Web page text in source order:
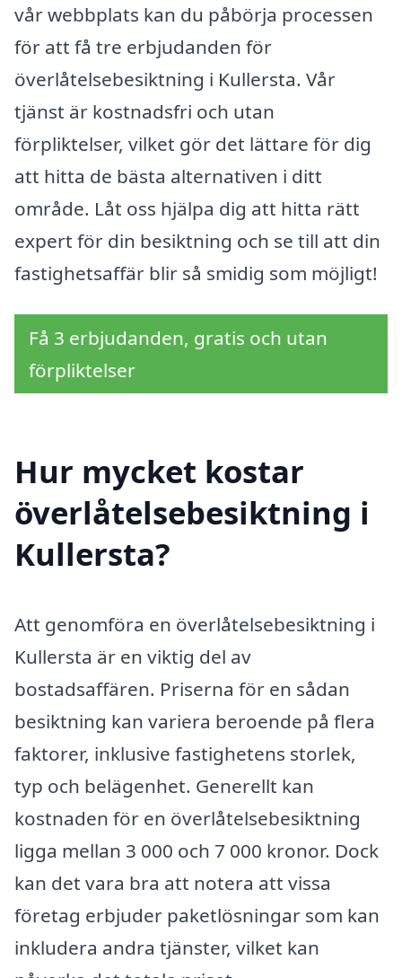
vår webbplats kan du påbörja processen
för att få tre erbjudanden för
överlåtelsebesiktning i Kullersta. Vår
tjänst är kostnadsfri och utan
förpliktelser, vilket gör det lättare för dig
att hitta de bästa alternativen i ditt
område. Låt oss hjälpa dig att hitta rätt
expert för din besiktning och se till att din
fastighetsaffär blir så smidig som möjligt!
Få 3 erbjudanden, gratis och utan
förpliktelser
Hur mycket kostar
överlåtelsebesiktning i
Kullersta?
Att genomföra en överlåtelsebesiktning i
Kullersta är en viktig del av
bostadsaffären. Priserna för en sådan
besiktning kan variera beroende på flera
faktorer, inklusive fastighetens storlek,
typ och belägenhet. Generellt kan
kostnaden för en överlåtelsebesiktning
ligga mellan 3 000 och 7 000 kronor. Dock
kan det vara bra att notera att vissa
företag erbjuder paketlösningar som kan
inkludera andra tjänster, vilket kan